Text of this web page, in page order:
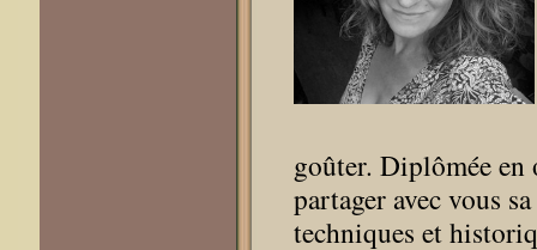
goûter. Diplômée
partager avec vous
techniques et